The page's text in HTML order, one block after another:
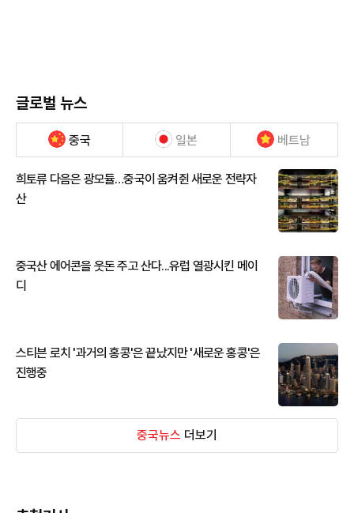
글로벌 뉴스
중국 일본 베트남
희토류 다음은 광모듈…중국이 움켜쥔 새로운 전략자
산
중국산 에어콘을 웃돈 주고 산다...유럽 열광시킨 메이
디
스티븐 로치 '과거의 홍콩'은 끝났지만 '새로운 홍콩'은
진행중
중국뉴스 더보기